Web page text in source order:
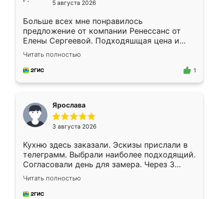
5 августа 2026
Больше всех мне понравилось
предложение от компании Ренессанс от
Елены Сергеевой. Подходяшщая цена и
короткие сроки изготовления. Приехавший
для замера сотрудник Владислав
предложил по моему эскизу самый
Читать полностью
1
Ярослава
3 августа 2026
Кухню здесь заказали. Эскизы прислали в
телеграмм. Выбрали наиболее подходящий.
Согласовали день для замера. Через 3
недели кухня была уже готова. Остались
довольны работой. Спасибо Ренессанс
мебель за качественную работу!
Читать полностью